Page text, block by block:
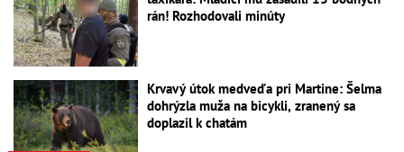
rán! Rozhodovali minúty
Krvavý útok medveďa pri Martine: Šelma
dohrýzla muža na bicykli, zranený sa
doplazil k chatám